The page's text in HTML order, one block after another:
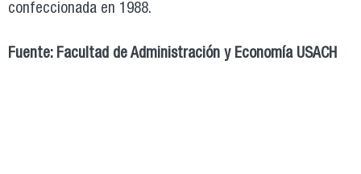
confeccionada en 1988.
Fuente: Facultad de Administración y Economía USACH